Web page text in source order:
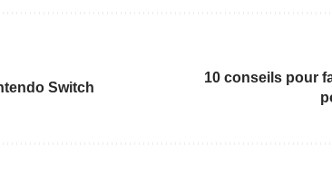
Switch
10 conseils pour